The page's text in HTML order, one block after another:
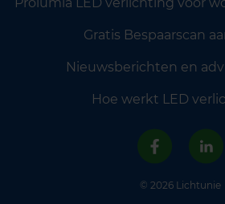
Gratis Bespaarscan
Nieuwsberichten en
Hoe werkt LED
© 2026 Lichtunie